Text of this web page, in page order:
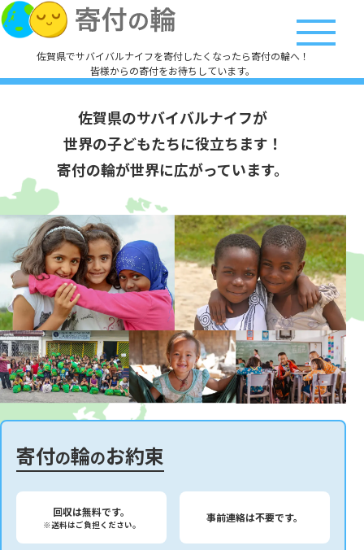
佐賀県でサバイバルナイフを寄付したくなったら寄付の輪へ！
皆様からの寄付をお待ちしています。
佐賀県のサバイバルナイフが
世界の子どもたちに役立ちます！
寄付の輪が世界に広がっています。
寄付の輪のお約束
回収は無料です。
※送料はご負担ください。
事前連絡は不要です。